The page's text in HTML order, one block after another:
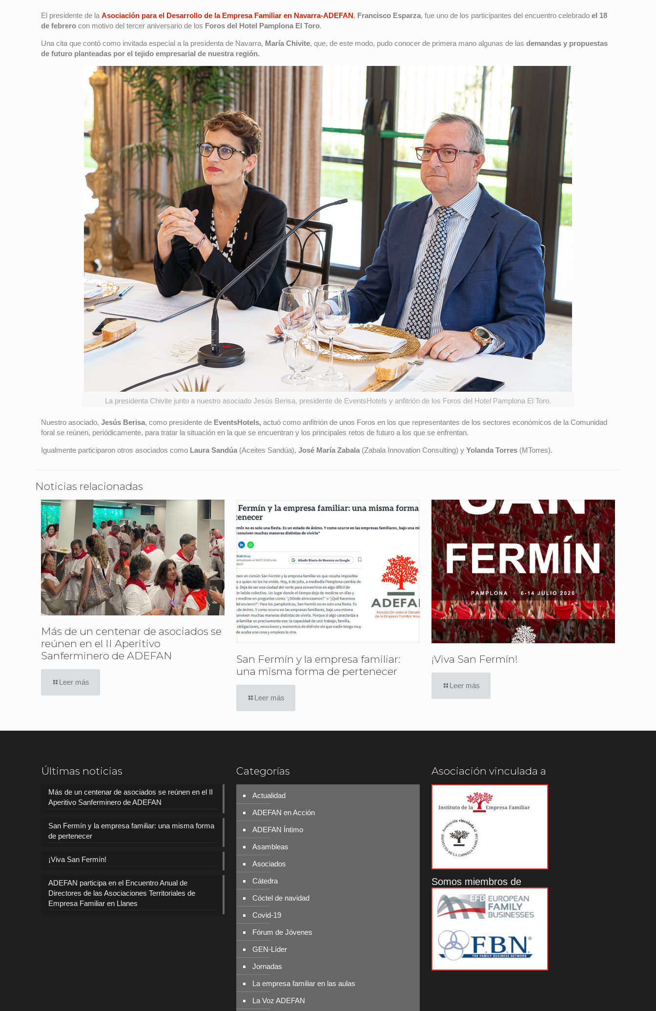
El presidente de la Asociación para el Desarrollo de la Empresa Familiar en Navarra-ADEFAN, Francisco Esparza, fue uno de los participantes del encuentro celebrado el 18
de febrero con motivo del tercer aniversario de los Foros del Hotel Pamplona El Toro.
Una cita que contó como invitada especial a la presidenta de Navarra, María Chivite, que, de este modo, pudo conocer de primera mano algunas de las demandas y propuestas
de futuro planteadas por el tejido empresarial de nuestra región.
La presidenta Chivite junto a nuestro asociado Jesús Berisa, presidente de EventsHotels y anfitrión de los Foros del Hotel Pamplona El Toro.
Nuestro asociado, Jesús Berisa, como presidente de EventsHotels, actuó como anfitrión de unos Foros en los que representantes de los sectores económicos de la Comunidad
foral se reúnen, periódicamente, para tratar la situación en la que se encuentran y los principales retos de futuro a los que se enfrentan.
Igualmente participaron otros asociados como Laura Sandúa (Aceites Sandúa), José María Zabala (Zabala Innovation Consulting) y Yolanda Torres (MTorres).
Noticias relacionadas
Más de un centenar de asociados se
reúnen en el II Aperitivo
Sanferminero de ADEFAN
Leer más
San Fermín y la empresa familiar:
una misma forma de pertenecer
Leer más
¡Viva San Fermín!
Leer más
Últimas noticias
Más de un centenar de asociados se reúnen en el II
Aperitivo Sanferminero de ADEFAN
San Fermín y la empresa familiar: una misma forma
de pertenecer
¡Viva San Fermín!
ADEFAN participa en el Encuentro Anual de
Directores de las Asociaciones Territoriales de
Empresa Familiar en Llanes
Categorías
Actualidad
ADEFAN en Acción
ADEFAN Íntimo
Asambleas
Asociados
Cátedra
Cóctel de navidad
Covid-19
Fórum de Jóvenes
GEN-Líder
Jornadas
La empresa familiar en las aulas
La Voz ADEFAN
Asociación vinculada a
Somos miembros de